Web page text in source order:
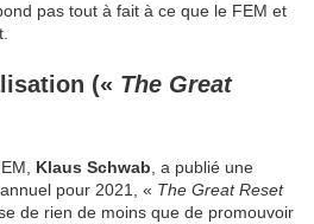
pas tout à fait à ce que le FEM et
(« The Great
Klaus Schwab , a publié une
pour 2021, « The Great Reset
de rien de moins que de promouvoir